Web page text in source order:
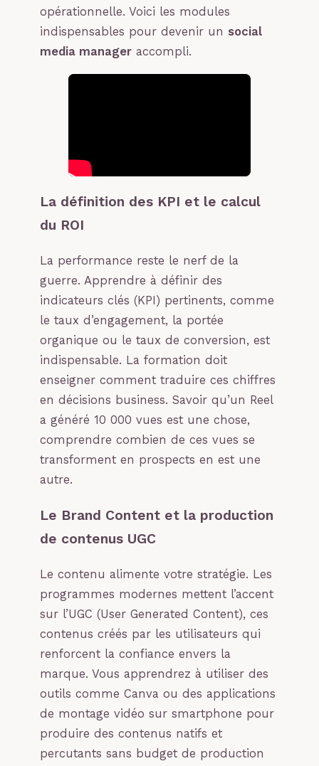
opérationnelle. Voici les modules
indispensables pour devenir un social
media manager accompli.
La définition des KPI et le calcul
du ROI
La performance reste le nerf de la
guerre. Apprendre à définir des
indicateurs clés (KPI) pertinents, comme
le taux d’engagement, la portée
organique ou le taux de conversion, est
indispensable. La formation doit
enseigner comment traduire ces chiffres
en décisions business. Savoir qu’un Reel
a généré 10 000 vues est une chose,
comprendre combien de ces vues se
transforment en prospects en est une
autre.
Le Brand Content et la production
de contenus UGC
Le contenu alimente votre stratégie. Les
programmes modernes mettent l’accent
sur l’UGC (User Generated Content), ces
contenus créés par les utilisateurs qui
renforcent la confiance envers la
marque. Vous apprendrez à utiliser des
outils comme Canva ou des applications
de montage vidéo sur smartphone pour
produire des contenus natifs et
percutants sans budget de production